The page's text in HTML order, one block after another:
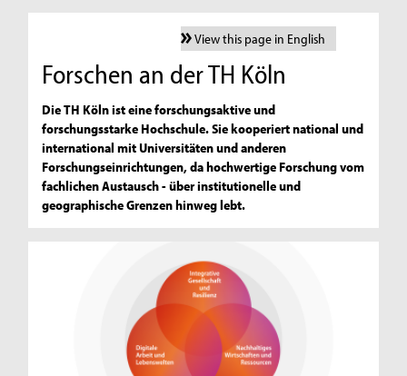
View this page in English
Forschen an der TH Köln
Die TH Köln ist eine forschungsaktive und
forschungsstarke Hochschule. Sie kooperiert national und
international mit Universitäten und anderen
Forschungseinrichtungen, da hochwertige Forschung vom
fachlichen Austausch - über institutionelle und
geographische Grenzen hinweg lebt.